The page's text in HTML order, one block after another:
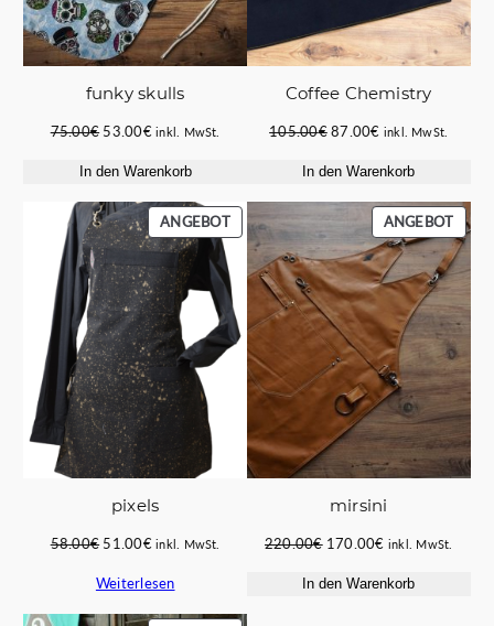
funky skulls
75.00€ Ursprünglicher
war:
53.00€Aktueller
ist:
inkl. MwSt.
In den Warenkorb
Coffee Chemistry
105.00€Ursprünglicher
war:
87.00€ Aktueller
ist:
inkl. MwSt.
In den Warenkorb
ANGEBOTPRODUKT
IM
ANGEBOT
pixels
58.00€ Ursprünglicher
war:
51.00€Aktueller
ist:
inkl. MwSt.
Weiterlesen
ANGEBOT
IM
mirsini
220.00€ Ursprünglicher
war:
170.00€ Aktueller
ist:
inkl. MwSt.
In den Warenkorb